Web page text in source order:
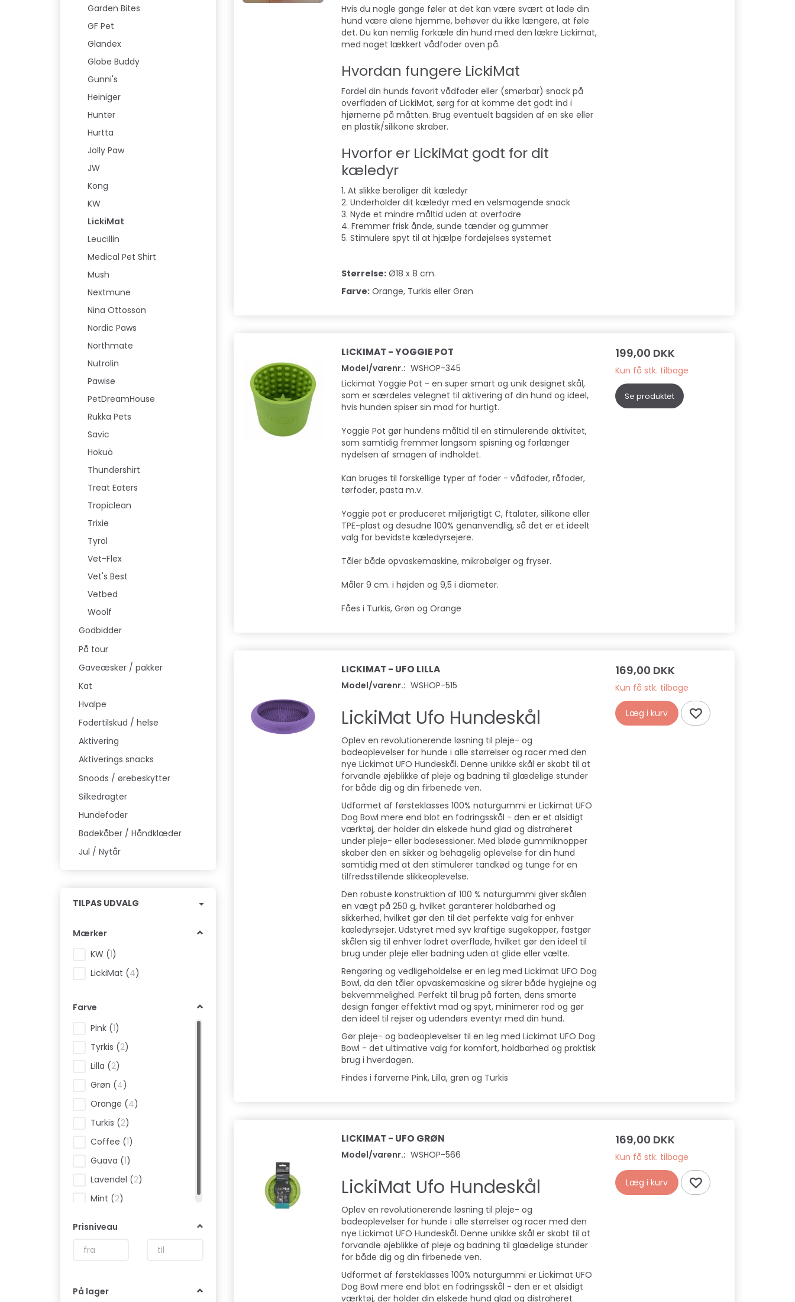
Garden Bites
GF Pet
Glandex
Globe Buddy
Gunni's
Heiniger
Hunter
Hurtta
Jolly Paw
JW
Kong
KW
LickiMat
Leucillin
Medical Pet Shirt
Mush
Nextmune
Nina Ottosson
Nordic Paws
Northmate
Nutrolin
Pawise
PetDreamHouse
Rukka Pets
Savic
Hokuö
Thundershirt
Treat Eaters
Tropiclean
Trixie
Tyrol
Vet-Flex
Vet's Best
Vetbed
Woolf
Godbidder
På tour
Gaveæsker / pakker
Kat
Hvalpe
Fodertilskud / helse
Aktivering
Aktiverings snacks
Snoods / ørebeskytter
Silkedragter
Hundefoder
Badekåber / Håndklæder
Jul / Nytår
TILPAS UDVALG
Mærker
KW (1)
LickiMat (4)
Farve
Pink (1)
Tyrkis (2)
Lilla (2)
Grøn (4)
Orange (4)
Turkis (2)
Coffee (1)
Guava (1)
Lavendel (2)
Mint (2)
Prisniveau
På lager
Hvis du nogle gange føler at det kan være svært at lade din
hund være alene hjemme, behøver du ikke længere, at føle
det. Du kan nemlig forkæle din hund med den lækre Lickimat,
med noget lækkert vådfoder oven på.
Hvordan fungere LickiMat
Fordel din hunds favorit vådfoder eller (smørbar) snack på
overfladen af LickiMat, sørg for at komme det godt ind i
hjørnerne på måtten. Brug eventuelt bagsiden af en ske eller
en plastik/silikone skraber.
Hvorfor er LickiMat godt for dit
kæledyr
1. At slikke beroliger dit kæledyr
2. Underholder dit kæledyr med en velsmagende snack
3. Nyde et mindre måltid uden at overfodre
4. Fremmer frisk ånde, sunde tænder og gummer
5. Stimulere spyt til at hjælpe fordøjelses systemet
Størrelse: Ø18 x 8 cm.
Farve: Orange, Turkis eller Grøn
LICKIMAT - YOGGIE POT
Model/varenr.: WSHOP-345
Lickimat Yoggie Pot - en super smart og unik designet skål,
som er særdeles velegnet til aktivering af din hund og ideel,
hvis hunden spiser sin mad for hurtigt.
Yoggie Pot gør hundens måltid til en stimulerende aktivitet,
som samtidig fremmer langsom spisning og forlænger
nydelsen af smagen af indholdet.
Kan bruges til forskellige typer af foder - vådfoder, råfoder,
tørfoder, pasta m.v.
Yoggie pot er produceret miljørigtigt C, ftalater, silikone eller
TPE-plast og desudne 100% genanvendlig, så det er et ideelt
valg for bevidste kæledyrsejere.
Tåler både opvaskemaskine, mikrobølger og fryser.
Måler 9 cm. i højden og 9,5 i diameter.
Fåes i Turkis, Grøn og Orange
199,00 DKK
Kun få stk. tilbage
Se produktet
LICKIMAT - UFO LILLA
Model/varenr.: WSHOP-515
LickiMat Ufo Hundeskål
Oplev en revolutionerende løsning til pleje- og
badeoplevelser for hunde i alle størrelser og racer med den
nye Lickimat UFO Hundeskål. Denne unikke skål er skabt til at
forvandle øjeblikke af pleje og badning til glædelige stunder
for både dig og din firbenede ven.
Udformet af førsteklasses 100% naturgummi er Lickimat UFO
Dog Bowl mere end blot en fodringsskål - den er et alsidigt
værktøj, der holder din elskede hund glad og distraheret
under pleje- eller badesessioner. Med bløde gummiknopper
skaber den en sikker og behagelig oplevelse for din hund
samtidig med at den stimulerer tandkød og tunge for en
tilfredsstillende slikkeoplevelse.
Den robuste konstruktion af 100 % naturgummi giver skålen
en vægt på 250 g, hvilket garanterer holdbarhed og
sikkerhed, hvilket gør den til det perfekte valg for enhver
kæledyrsejer. Udstyret med syv kraftige sugekopper, fastgør
skålen sig til enhver lodret overflade, hvilket gør den ideel til
brug under pleje eller badning uden at glide eller vælte.
Rengøring og vedligeholdelse er en leg med Lickimat UFO Dog
Bowl, da den tåler opvaskemaskine og sikrer både hygiejne og
bekvemmelighed. Perfekt til brug på farten, dens smarte
design fanger effektivt mad og spyt, minimerer rod og gør
den ideel til rejser og udendørs eventyr med din hund.
Gør pleje- og badeoplevelser til en leg med Lickimat UFO Dog
Bowl - det ultimative valg for komfort, holdbarhed og praktisk
brug i hverdagen.
Findes i farverne Pink, Lilla, grøn og Turkis
169,00 DKK
Kun få stk. tilbage
Læg i kurv
LICKIMAT - UFO GRØN
Model/varenr.: WSHOP-566
LickiMat Ufo Hundeskål
Oplev en revolutionerende løsning til pleje- og
badeoplevelser for hunde i alle størrelser og racer med den
nye Lickimat UFO Hundeskål. Denne unikke skål er skabt til at
forvandle øjeblikke af pleje og badning til glædelige stunder
for både dig og din firbenede ven.
Udformet af førsteklasses 100% naturgummi er Lickimat UFO
Dog Bowl mere end blot en fodringsskål - den er et alsidigt
værktøj, der holder din elskede hund glad og distraheret
169,00 DKK
Kun få stk. tilbage
Læg i kurv